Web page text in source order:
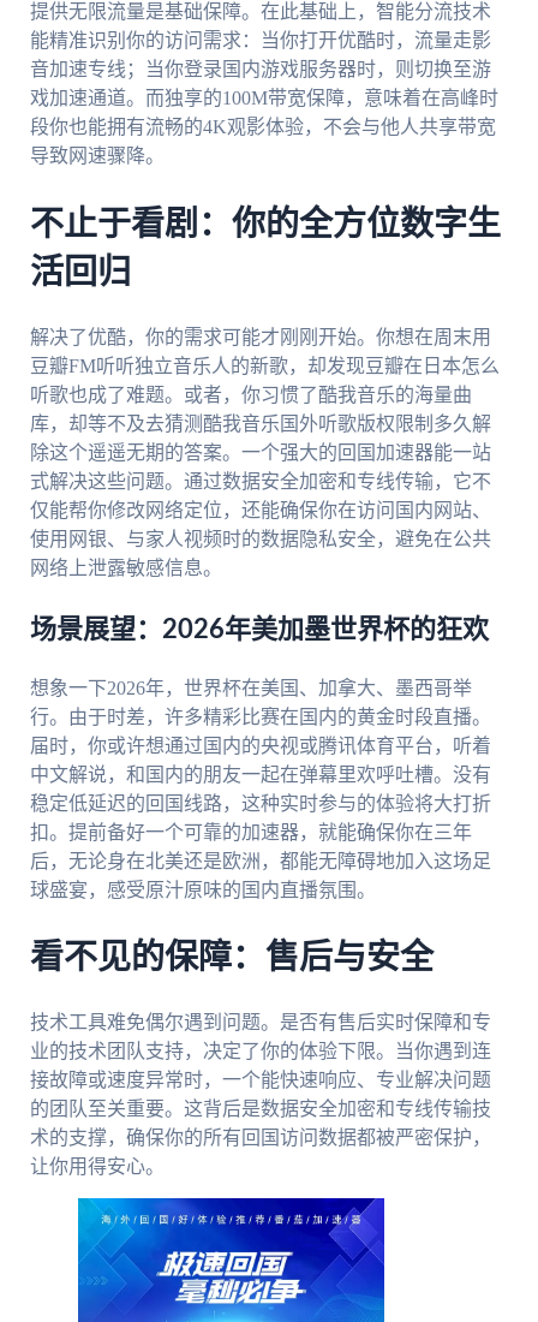
提供无限流量是基础保障。在此基础上，智能分流技术
能精准识别你的访问需求：当你打开优酷时，流量走影
音加速专线；当你登录国内游戏服务器时，则切换至游
戏加速通道。而独享的100M带宽保障，意味着在高峰时
段你也能拥有流畅的4K观影体验，不会与他人共享带宽
导致网速骤降。
不止于看剧：你的全方位数字生
活回归
解决了优酷，你的需求可能才刚刚开始。你想在周末用
豆瓣FM听听独立音乐人的新歌，却发现豆瓣在日本怎么
听歌也成了难题。或者，你习惯了酷我音乐的海量曲
库，却等不及去猜测酷我音乐国外听歌版权限制多久解
除这个遥遥无期的答案。一个强大的回国加速器能一站
式解决这些问题。通过数据安全加密和专线传输，它不
仅能帮你修改网络定位，还能确保你在访问国内网站、
使用网银、与家人视频时的数据隐私安全，避免在公共
网络上泄露敏感信息。
场景展望：2026年美加墨世界杯的狂欢
想象一下2026年，世界杯在美国、加拿大、墨西哥举
行。由于时差，许多精彩比赛在国内的黄金时段直播。
届时，你或许想通过国内的央视或腾讯体育平台，听着
中文解说，和国内的朋友一起在弹幕里欢呼吐槽。没有
稳定低延迟的回国线路，这种实时参与的体验将大打折
扣。提前备好一个可靠的加速器，就能确保你在三年
后，无论身在北美还是欧洲，都能无障碍地加入这场足
球盛宴，感受原汁原味的国内直播氛围。
看不见的保障：售后与安全
技术工具难免偶尔遇到问题。是否有售后实时保障和专
业的技术团队支持，决定了你的体验下限。当你遇到连
接故障或速度异常时，一个能快速响应、专业解决问题
的团队至关重要。这背后是数据安全加密和专线传输技
术的支撑，确保你的所有回国访问数据都被严密保护，
让你用得安心。